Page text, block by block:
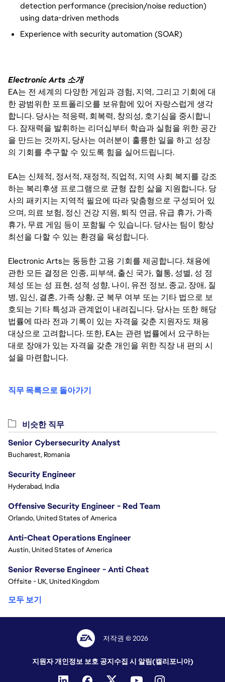
detection performance (precision/noise reduction)
using data-driven methods
Experience with security automation (SOAR)
Electronic Arts 소개
EA는 전 세계의 다양한 게임과 경험, 지역, 그리고 기회에 대
한 광범위한 포트폴리오를 보유함에 있어 자랑스럽게 생각
합니다. 당사는 적응력, 회복력, 창의성, 호기심을 중시합니
다. 잠재력을 발휘하는 리더십부터 학습과 실험을 위한 공간
을 만드는 것까지, 당사는 여러분이 훌륭한 일을 하고 성장
의 기회를 추구할 수 있도록 힘을 실어드립니다.
EA는 신체적, 정서적, 재정적, 직업적, 지역 사회 복지를 강조
하는 복리후생 프로그램으로 균형 잡힌 삶을 지원합니다. 당
사의 패키지는 지역적 필요에 따라 맞춤형으로 구성되어 있
으며, 의료 보험, 정신 건강 지원, 퇴직 연금, 유급 휴가, 가족
휴가, 무료 게임 등이 포함될 수 있습니다. 당사는 팀이 항상
최선을 다할 수 있는 환경을 육성합니다.
Electronic Arts는 동등한 고용 기회를 제공합니다. 채용에
관한 모든 결정은 인종, 피부색, 출신 국가, 혈통, 성별, 성 정
체성 또는 성 표현, 성적 성향, 나이, 유전 정보, 종교, 장애, 질
병, 임신, 결혼, 가족 상황, 군 복무 여부 또는 기타 법으로 보
호되는 기타 특성과 관계없이 내려집니다. 당사는 또한 해당
법률에 따라 전과 기록이 있는 자격을 갖춘 지원자도 채용
대상으로 고려합니다. 또한, EA는 관련 법률에서 요구하는
대로 장애가 있는 자격을 갖춘 개인을 위한 직장 내 편의 시
설을 마련합니다.
직무 목록으로 돌아가기
비슷한 직무
Senior Cybersecurity Analyst
Bucharest, Romania
Security Engineer
Hyderabad, India
Offensive Security Engineer - Red Team
Orlando, United States of America
Anti-Cheat Operations Engineer
Austin, United States of America
Senior Reverse Engineer - Anti Cheat
Offsite - UK, United Kingdom
모두 보기
저작권 © 2026
지원자 개인정보 보호 공지수집 시 알림(캘리포니아)